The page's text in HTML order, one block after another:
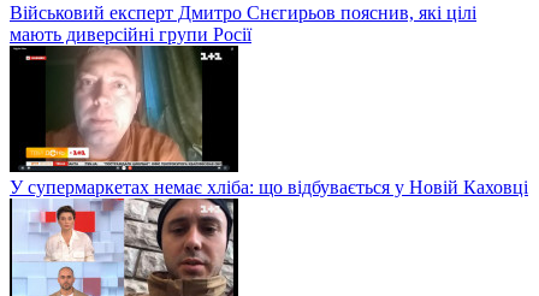
Військовий експерт Дмитро Снєгирьов пояснив, які цілі
мають диверсійні групи Росії
У супермаркетах немає хліба: що відбувається у Новій Каховці